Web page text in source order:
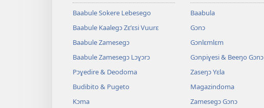
Baabule Sokere Lebesego
Baabule Kaalegɔ Zɛ’ɛsi Vuurɛ
Baabule Zamesegɔ
Baabule Zamesegɔ Lɔɣɔrɔ
Pɔɣedire & Deodoma
Budibito & Pugeto
Kɔma
Baabula
Gɔnɔ
Gɔnlɛmlɛm
Gɔnpiɣesi & Beeŋo Gɔnɔ
Zaseŋɔ Yɛla
Magazindoma
Zamesegɔ Gɔnɔ